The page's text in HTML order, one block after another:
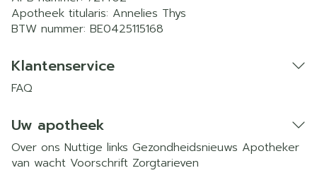
Apotheek titularis: Annelies Thys
BTW nummer: BE0425115168
Klantenservice
FAQ
Uw apotheek
Over ons Nuttige links Gezondheidsnieuws Apotheker
van wacht Voorschrift Zorgtarieven